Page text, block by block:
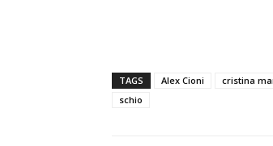
TAGS Alex Cioni cristina
schio